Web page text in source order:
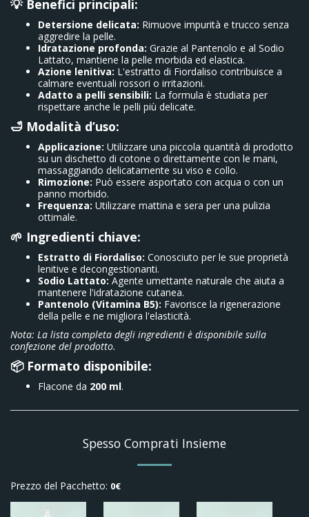
💡 Benefici principali:
Detersione delicata: Rimuove impurità e trucco senza
aggredire la pelle.
Idratazione profonda: Grazie al Pantenolo e al Sodio
Lattato, mantiene la pelle morbida ed elastica.
Azione lenitiva: L'estratto di Fiordaliso contribuisce a
calmare eventuali rossori o irritazioni.
Adatto a pelli sensibili: La formula è studiata per
rispettare anche le pelli più delicate.
🛁 Modalità d’uso:
Applicazione: Utilizzare una piccola quantità di prodotto
su un dischetto di cotone o direttamente con le mani,
massaggiando delicatamente su viso e collo.
Rimozione: Può essere asportato con acqua o con un
panno morbido.
Frequenza: Utilizzare mattina e sera per una pulizia
ottimale.
🌱 Ingredienti chiave:
Estratto di Fiordaliso: Conosciuto per le sue proprietà
lenitive e decongestionanti.
Sodio Lattato: Agente umettante naturale che aiuta a
mantenere l'idratazione cutanea.
Pantenolo (Vitamina B5): Favorisce la rigenerazione
della pelle e ne migliora l'elasticità.
Nota: La lista completa degli ingredienti è disponibile sulla
confezione del prodotto.
📦 Formato disponibile:
Flacone da 200 ml.
Spesso Comprati Insieme
Prezzo del Pacchetto: 0€